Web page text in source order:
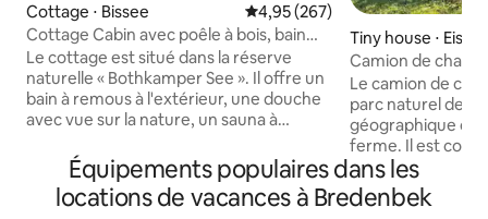
Cottage ⋅ Bissee Évaluation moyenne sur la
4,95 (267)
Cottage Cabin avec poêle à bois, bain
nordique et sauna à vapeur
Le cottage est situé dans la réserve
naturelle « Bothkamper See ». Il offre un
bain à remous à l'extérieur, une douche
avec vue sur la nature, un sauna à
canapé XXL et un lit super king-size, une
cuisine entièrement équipée, une
machine à glaçons, un système de
Tiny house ⋅
Camion de
pause
Le camion de
parc naturel de
géographique de
ferme. Il est
électricité, Wi-Fi
cheminée inclus.
électrique est
Équipements populaires dans les
locations de vacances à Bredenbek